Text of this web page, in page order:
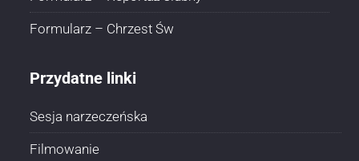
Formularz – Chrzest Św
Przydatne linki
Sesja narzeczeńska
Filmowanie